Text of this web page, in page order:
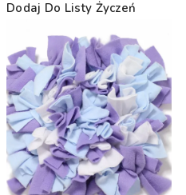
Dodaj Do Listy Życzeń